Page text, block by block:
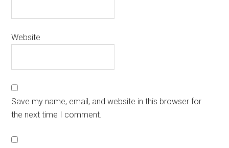
Website
Save my name, email, and website in this browser for
the next time I comment.